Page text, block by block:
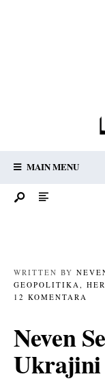
MAIN MENU
WRITTEN BY
GEOPOLITIKA,
12 KOMENTARA
Neven
Ukrajini